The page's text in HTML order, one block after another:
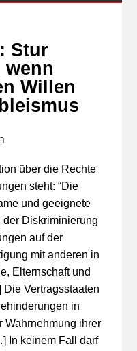
Stur
Willen
über die Rechte
steht: “Die
und geeignete
Diskriminierung
auf der
mit anderen in
Elternschaft und
Vertragsstaaten
in
Wahrnehmung ihrer
In keinem Fall darf